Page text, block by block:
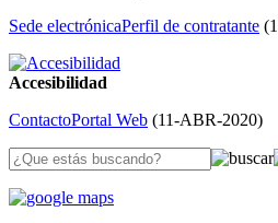
Sede electrónicaPerfil de contratante (
Accesibilidad
ContactoPortal Web (11-ABR-2020)